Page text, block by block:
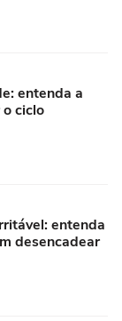
entenda a
ciclo
entenda
desencadear